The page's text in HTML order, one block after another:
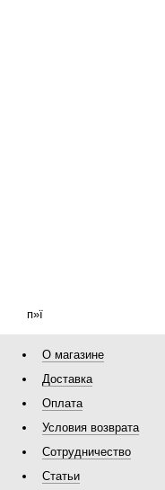
п»ї
О магазине
Доставка
Оплата
Условия возврата
Сотрудничество
Статьи